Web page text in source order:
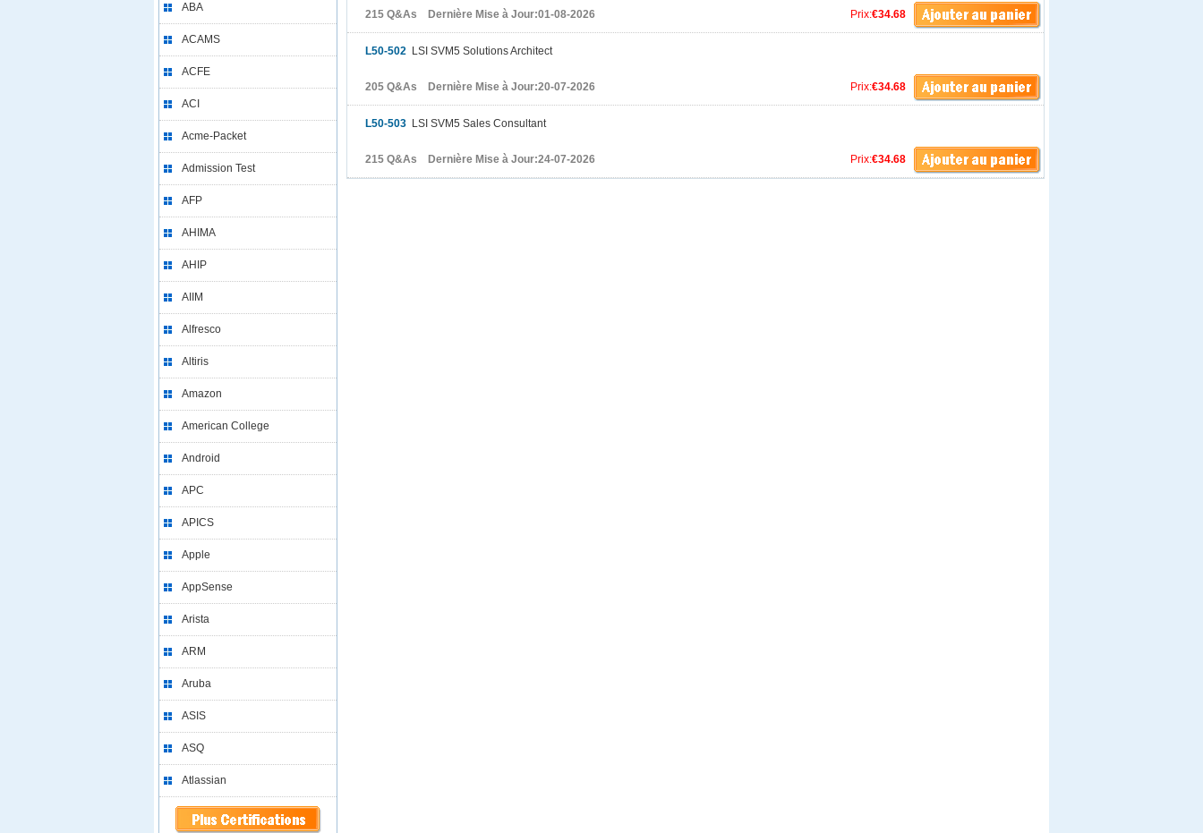
ABA
ACAMS
ACFE
ACI
Acme-Packet
Admission Test
AFP
AHIMA
AHIP
AIIM
Alfresco
Altiris
Amazon
American College
Android
APC
APICS
Apple
AppSense
Arista
ARM
Aruba
ASIS
ASQ
Atlassian
Prix:€34.68
215 Q&As Dernière Mise à Jour:01-08-2026
L50-502 LSI SVM5 Solutions Architect
Prix:€34.68
205 Q&As Dernière Mise à Jour:20-07-2026
L50-503 LSI SVM5 Sales Consultant
Prix:€34.68
215 Q&As Dernière Mise à Jour:24-07-2026